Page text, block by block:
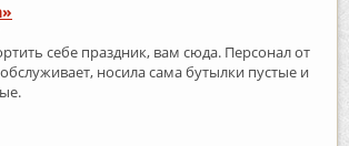
себе праздник, вам сюда. Персонал от
носила сама бутылки пустые и